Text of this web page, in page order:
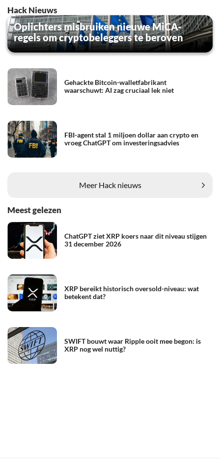
Hack Nieuws
Oplichters misbruiken nieuwe MiCA-
regels om cryptobeleggers te beroven
Gehackte Bitcoin-walletfabrikant
waarschuwt: AI zag cruciaal lek niet
FBI-agent stal 1 miljoen dollar aan crypto en
vroeg ChatGPT om investeringsadvies
Meer Hack nieuws
Meest gelezen
ChatGPT ziet XRP koers naar dit niveau stijgen
31 december 2026
XRP bereikt historisch oversold-niveau: wat
betekent dat?
SWIFT bouwt waar Ripple ooit mee begon: is
XRP nog wel nuttig?